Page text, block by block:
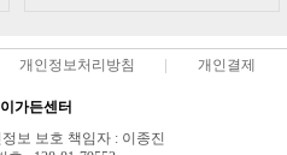
개인정보처리방침 개인결제
가든센터
보 보호 책임자 : 이종진